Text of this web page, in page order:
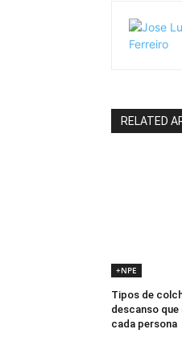
RELATED
+NPE
Tipos de
descanso que
cada persona